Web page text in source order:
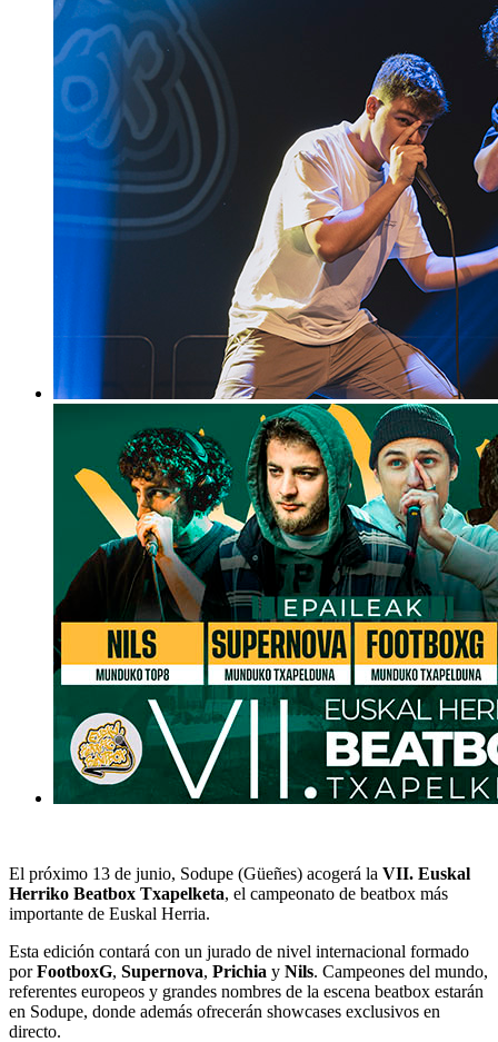
El próximo 13 de junio, Sodupe (Güeñes) acogerá la VII. Euskal
Herriko Beatbox Txapelketa, el campeonato de beatbox más
importante de Euskal Herria.
Esta edición contará con un jurado de nivel internacional formado
porFootboxG, Supernova, Prichia y Nils. Campeones del mundo,
referentes europeos y grandes nombres de la escena beatbox estarán
en Sodupe, donde además ofrecerán showcases exclusivos en
directo.